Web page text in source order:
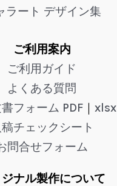
ラート デザイン集
ご利用案内
ご利用ガイド
よくある質問
フォーム PDF ｜ xlsx
稿チェックシート
問合せフォーム
ナル製作について